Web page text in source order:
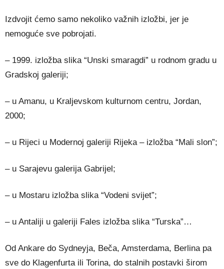
Izdvojit ćemo samo nekoliko važnih izložbi, jer je
nemoguće sve pobrojati.
– 1999. izložba slika “Unski smaragdi” u rodnom gradu u
Gradskoj galeriji;
– u Amanu, u Kraljevskom kulturnom centru, Jordan,
2000;
– u Rijeci u Modernoj galeriji Rijeka – izložba “Mali slon”;
– u Sarajevu galerija Gabrijel;
– u Mostaru izložba slika “Vodeni svijet”;
– u Antaliji u galeriji Fales izložba slika “Turska”…
Od Ankare do Sydneyja, Beča, Amsterdama, Berlina pa
sve do Klagenfurta ili Torina, do stalnih postavki širom